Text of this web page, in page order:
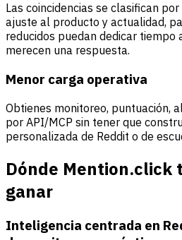
Las coincidencias se clasifican
ajuste al producto y actualidad,
reducidos puedan dedicar tiempo
merecen una respuesta.
Menor carga operativa
Obtienes monitoreo, puntuación,
por API/MCP sin tener que
personalizada de Reddit o de
Dónde Mention.click
ganar
Inteligencia centrada en